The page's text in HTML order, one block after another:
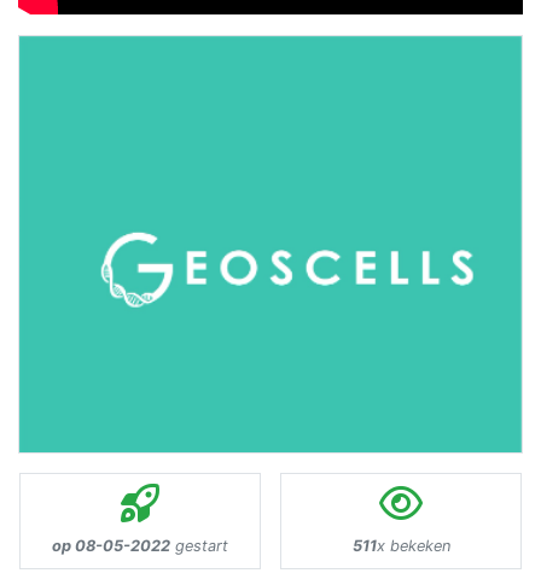
op 08-05-2022 gestart 511x bekeken